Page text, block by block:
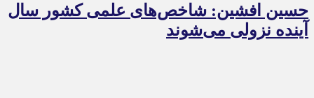
حسین افشین: شاخص‌های علمی کشور سال
آینده نزولی می‌شوند